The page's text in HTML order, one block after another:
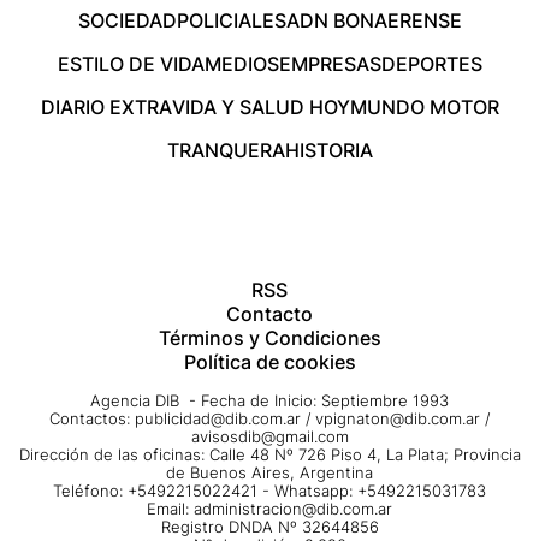
SOCIEDADPOLICIALESADN BONAERENSE
ESTILO DE VIDAMEDIOSEMPRESASDEPORTES
DIARIO EXTRAVIDA Y SALUD HOYMUNDO MOTOR
TRANQUERAHISTORIA
RSS
Contacto
Términos y Condiciones
Política de cookies
Agencia DIB - Fecha de Inicio: Septiembre 1993
Contactos: publicidad@dib.com.ar / vpignaton@dib.com.ar /
avisosdib@gmail.com
Dirección de las oficinas: Calle 48 Nº 726 Piso 4, La Plata; Provincia
de Buenos Aires, Argentina
Teléfono: +5492215022421 - Whatsapp: +5492215031783
Email: administracion@dib.com.ar
Registro DNDA Nº 32644856